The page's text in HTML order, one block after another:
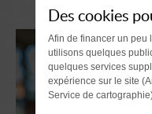
Des cookies
Afin de financer un peu
utilisons quelques
quelques services
expérience sur le site
Service de